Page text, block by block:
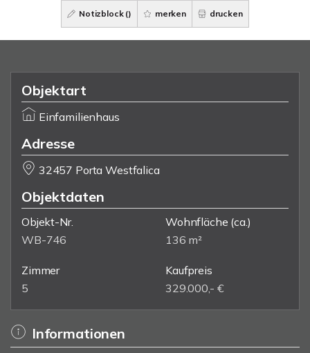
Notizblock () merken drucken
Objektart
Einfamilienhaus
Adresse
32457 Porta Westfalica
Objektdaten
Objekt-Nr.
WB-746
Wohnfläche (ca.)
136 m²
Zimmer
5
Kaufpreis
329.000,- €
Informationen